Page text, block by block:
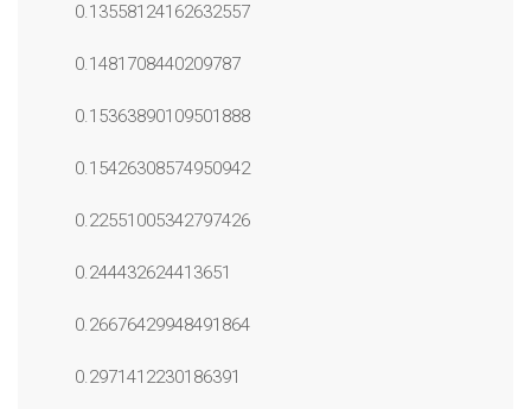
0.13558124162632557
0.1481708440209787
0.15363890109501888
0.15426308574950942
0.22551005342797426
0.244432624413651
0.26676429948491864
0.2971412230186391